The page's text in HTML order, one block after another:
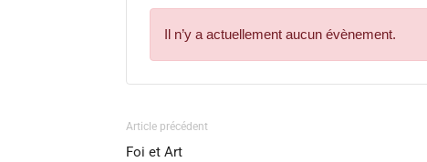
Il n’y a actuellement aucun évènement.
Article précédent
Foi et Art